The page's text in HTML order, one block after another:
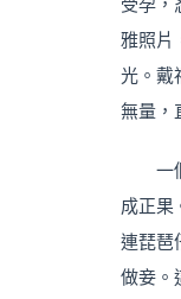
雅照片
光。戴
無量，
一
成正果
連琵琶
做妾。